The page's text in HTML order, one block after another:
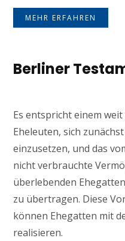
MEHR ERFAHREN
Berliner
Es entspricht einem
Eheleuten, sich
einzusetzen, und das
nicht verbrauchte
überlebenden
zu übertragen. Diese
können Ehegatten mit
realisieren.